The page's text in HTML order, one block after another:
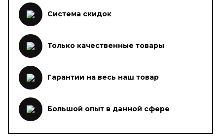
Система скидок
Только качественные товары
Гарантии на весь наш товар
Большой опыт в данной сфере